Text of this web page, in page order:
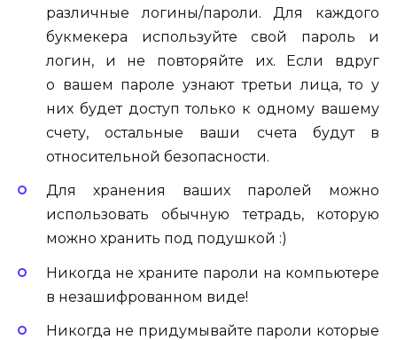
различные логины/пароли. Для каждого
букмекера используйте свой пароль и
логин, и не повторяйте их. Если вдруг
о вашем пароле узнают третьи лица, то у
них будет доступ только к одному вашему
счету, остальные ваши счета будут в
относительной безопасности.
Для хранения ваших паролей можно
использовать обычную тетрадь, которую
можно хранить под подушкой :)
Никогда не храните пароли на компьютере
в незашифрованном виде!
Никогда не придумывайте пароли которые